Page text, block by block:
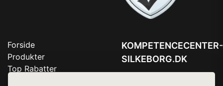
Forside
Produkter
Top Rabatter
KOMPETENCECENTER-
SILKEBORG.DK